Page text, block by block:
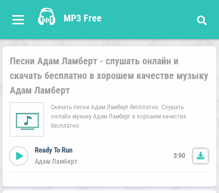
MP3 Free
Песни Адам Ламберт - слушать онлайн и
скачать бесплатно в хорошем качестве музыку
Адам Ламберт
Скачать песни Адам Ламберт бесплатно. Слушать
онлайн музыку Адам Ламберт в хорошем качестве
бесплатно.
Ready To Run
Адам Ламберт
3:90